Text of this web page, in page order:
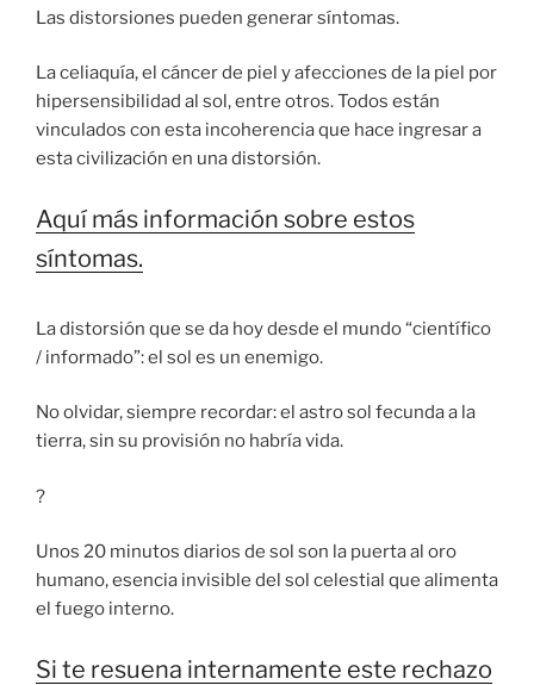
Las distorsiones pueden generar síntomas.
La celiaquía, el cáncer de piel y afecciones de la piel por
hipersensibilidad al sol, entre otros. Todos están
vinculados con esta incoherencia que hace ingresar a
esta civilización en una distorsión.
Aquí más información sobre estos
síntomas.
La distorsión que se da hoy desde el mundo “científico
/ informado”: el sol es un enemigo.
No olvidar, siempre recordar: el astro sol fecunda a la
tierra, sin su provisión no habría vida.
?
Unos 20 minutos diarios de sol son la puerta al oro
humano, esencia invisible del sol celestial que alimenta
el fuego interno.
Si te resuena internamente este rechazo